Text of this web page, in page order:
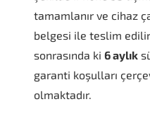
tamamlanır ve cihaz
belgesi ile teslim
sonrasında ki 6 aylık
garanti koşulları
olmaktadır.